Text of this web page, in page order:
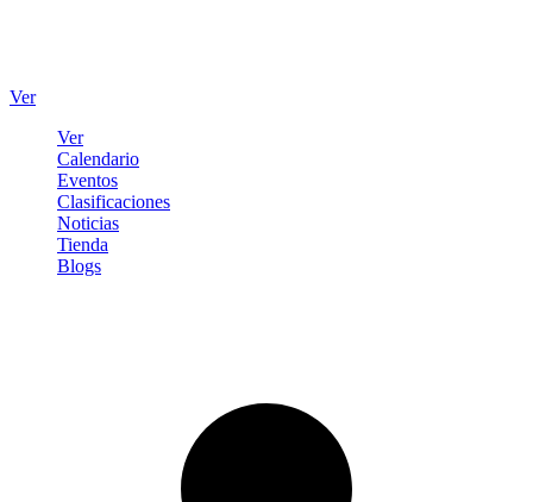
Ver
Ver
Calendario
Eventos
Clasificaciones
Noticias
Tienda
Blogs